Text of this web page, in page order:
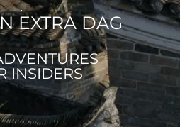
EXTRA DAG
INSIDERS